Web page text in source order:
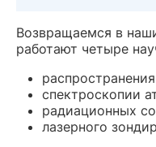
Возвращаемся в
работают четыре
спектроскопии
радиационных
лазерного